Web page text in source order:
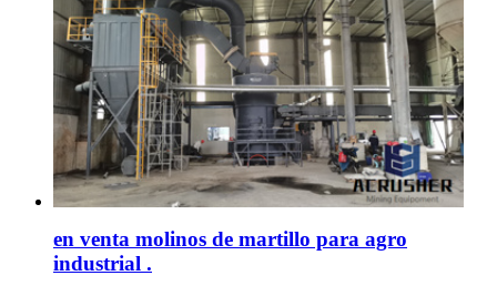
en venta molinos de martillo para agro
industrial .